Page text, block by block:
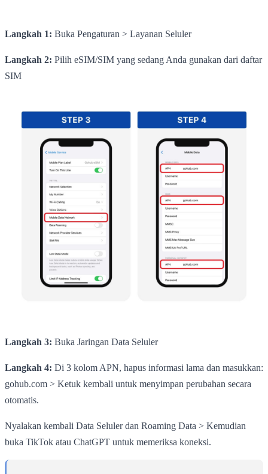
Langkah 1: Buka Pengaturan > Layanan Seluler
Langkah 2: Pilih eSIM/SIM yang sedang Anda gunakan dari daftar
SIM
Langkah 3: Buka Jaringan Data Seluler
Langkah 4: Di 3 kolom APN, hapus informasi lama dan masukkan:
gohub.com > Ketuk kembali untuk menyimpan perubahan secara
otomatis.
Nyalakan kembali Data Seluler dan Roaming Data > Kemudian
buka TikTok atau ChatGPT untuk memeriksa koneksi.